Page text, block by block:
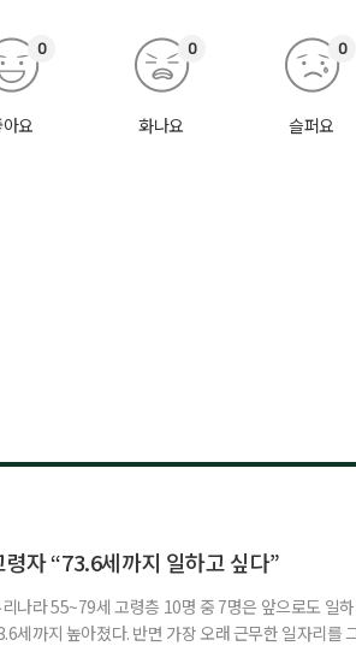
요
0
화나요
0
슬퍼요
0
령자 “73.6세까지 일하고 싶다”
나라 55~79세 고령층 10명 중 7명은 앞으로도 일
세까지 높아졌다. 반면 가장 오래 근무한 일자리를